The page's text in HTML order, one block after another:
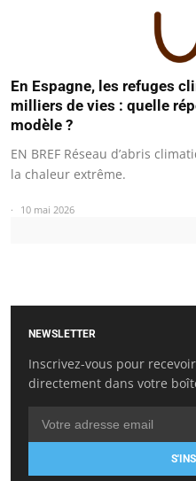
En Espagne, les refuges
milliers de vies : quelle
modèle ?
EN BREF Réseau d’abris
la chaleur extrême.
10 mai 2026
NEWSLETTER
Inscrivez-vous pour
directement dans votre